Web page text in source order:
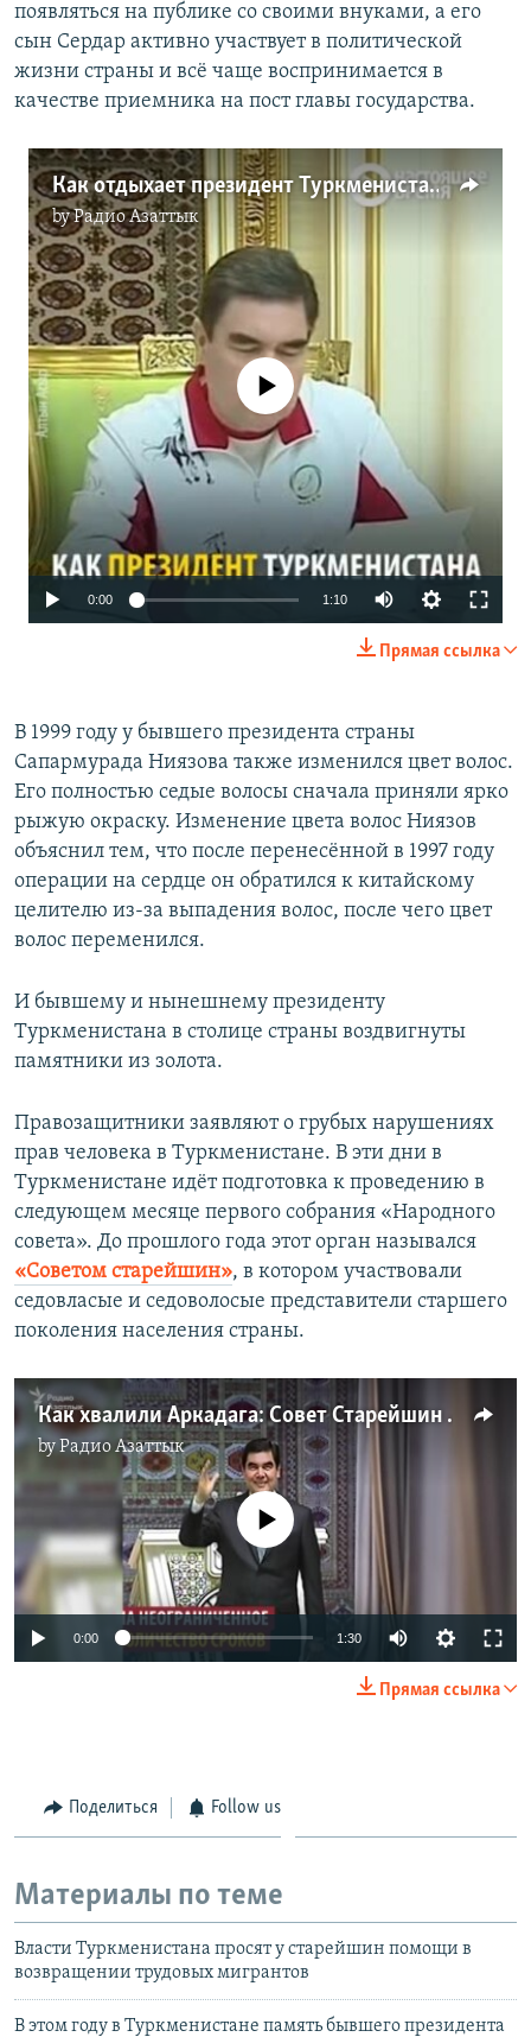
появляться на публике со своими внуками, а его
сын Сердар активно участвует в политической
жизни страны и всё чаще воспринимается в
качестве приемника на пост главы государства.
Как отдыхает президент Туркменистана?
byРадио Азаттык
No media source currently available
0:00 1:10
Прямая ссылка
В 1999 году у бывшего президента страны
Сапармурада Ниязова также изменился цвет волос.
Его полностью седые волосы сначала приняли ярко
рыжую окраску. Изменение цвета волос Ниязов
объяснил тем, что после перенесённой в 1997 году
операции на сердце он обратился к китайскому
целителю из-за выпадения волос, после чего цвет
волос переменился.
И бывшему и нынешнему президенту
Туркменистана в столице страны воздвигнуты
памятники из золота.
Правозащитники заявляют о грубых нарушениях
прав человека в Туркменистане. В эти дни в
Туркменистане идёт подготовка к проведению в
следующем месяце первого собрания «Народного
совета». До прошлого года этот орган назывался
«Советом старейшин», в котором участвовали
седовласые и седоволосые представители старшего
поколения населения страны.
Как хвалили Аркадага: Совет Старейшин опять превратился в возвеличивание президента
byРадио Азаттык
No media source currently available
0:00 1:30
Прямая ссылка
Поделиться Follow us
Материалы по теме
Власти Туркменистана просят у старейшин помощи в
возвращении трудовых мигрантов
В этом году в Туркменистане память бывшего президента